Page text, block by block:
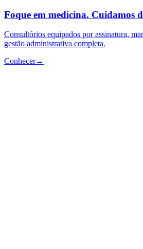
Foque em medicina. Cuidamos
Consultórios equipados por assinatura,
gestão administrativa completa.
Conhecer→